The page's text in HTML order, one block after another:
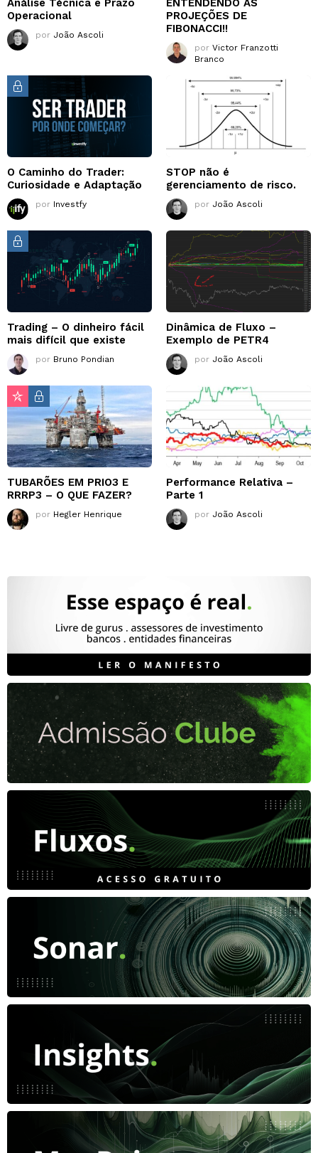
Análise Técnica e Prazo
Operacional
por João Ascoli
ENTENDENDO AS
PROJEÇÕES DE
FIBONACCI!!
por Victor Franzotti
Branco
O Caminho do Trader:
Curiosidade e Adaptação
por Investfy
STOP não é
gerenciamento de risco.
por João Ascoli
Trading – O dinheiro fácil
mais difícil que existe
por Bruno Pondian
Dinâmica de Fluxo –
Exemplo de PETR4
por João Ascoli
TUBARÕES EM PRIO3 E
RRRP3 – O QUE FAZER?
por Hegler Henrique
Performance Relativa –
Parte 1
por João Ascoli